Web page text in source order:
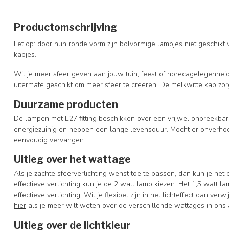
Productomschrijving
Let op: door hun ronde vorm zijn bolvormige lampjes niet
kapjes.
Wil je meer sfeer geven aan jouw tuin, feest of
uitermate geschikt om meer sfeer te creëren. De melkwitte kap
Duurzame producten
De lampen met E27 fitting beschikken over een vrijwel
energiezuinig en hebben een lange levensduur. Mocht er
eenvoudig vervangen.
Uitleg over het wattage
Als je zachte sfeerverlichting wenst toe te passen, dan kun je
effectieve verlichting kun je de 2 watt lamp kiezen. Het 1,5 watt
effectieve verlichting. Wil je flexibel zijn in het lichteffect dan
hier als je meer wilt weten over de verschillende wattages in ons
Uitleg over de lichtkleur